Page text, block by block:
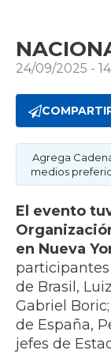
24/09/2025 -
Agrega
medios
El evento
en Nueva
de Brasil,
Gabriel
de España,
jefes de